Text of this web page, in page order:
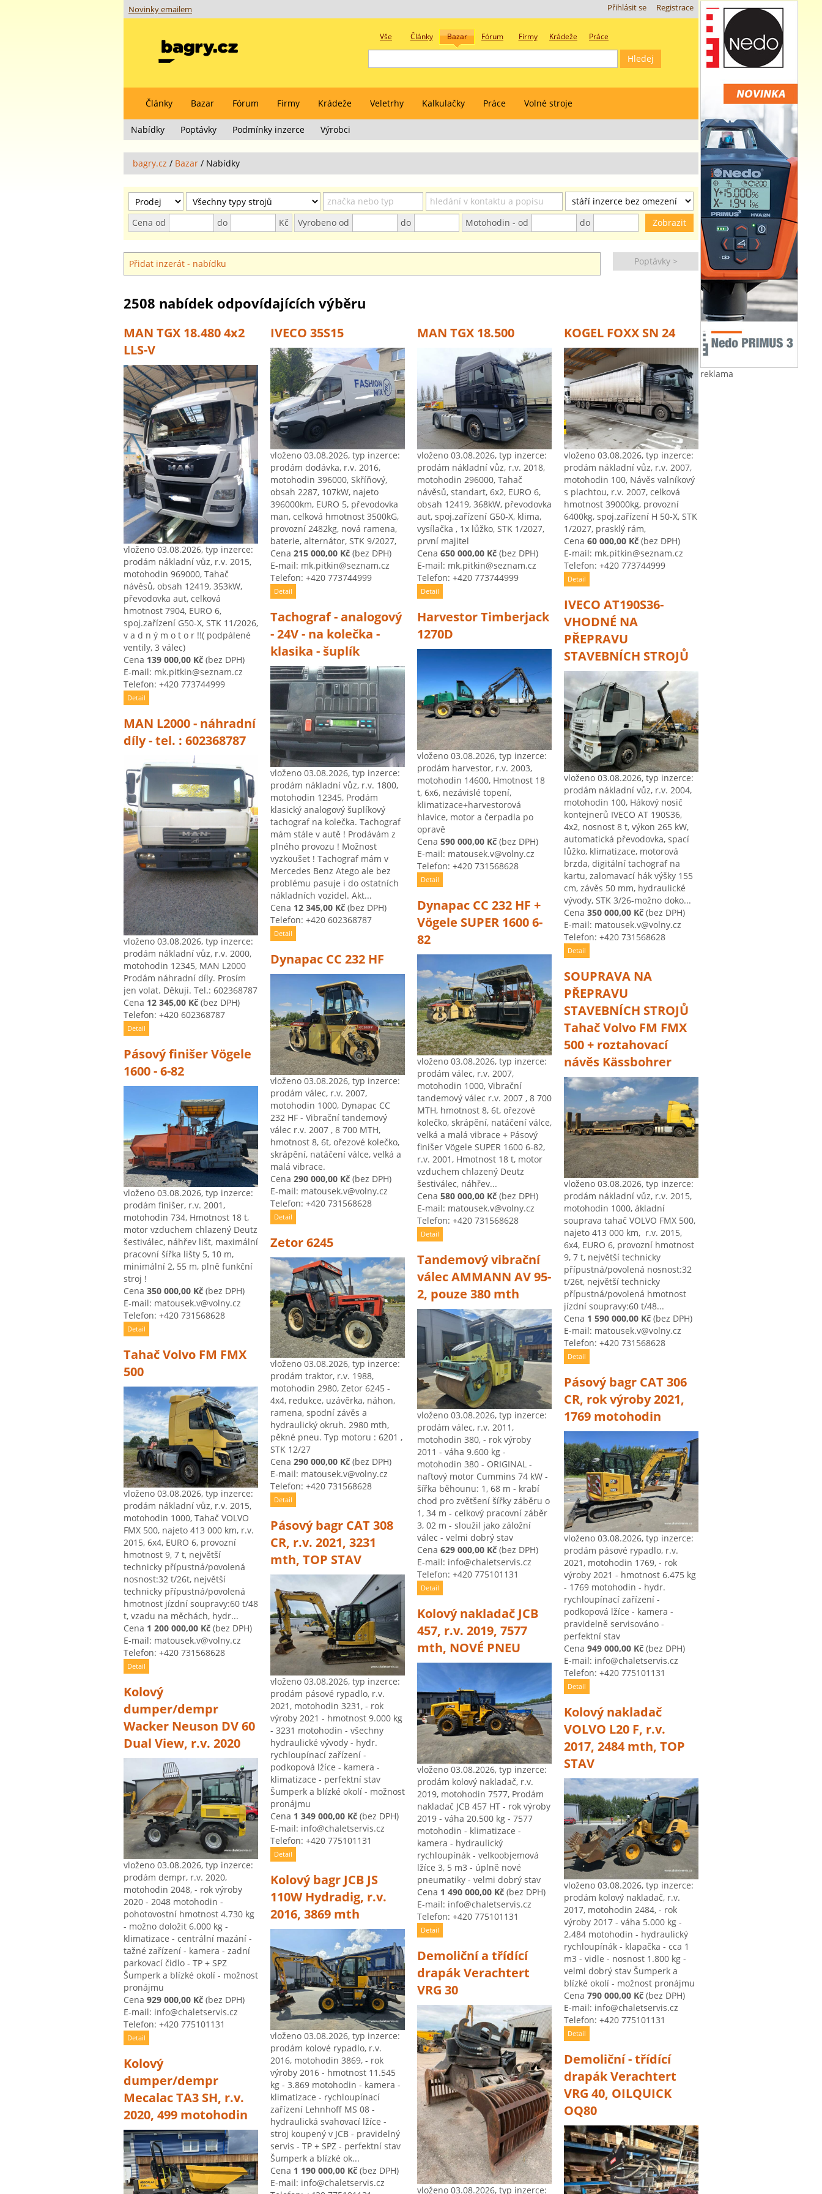
reklama
Novinky emailem Registrace
Přihlásit se
Vše Články Bazar Fórum Firmy Krádeže Práce
Články Bazar Fórum Firmy Krádeže Veletrhy Kalkulačky Práce Volné stroje
Nabídky Poptávky Podmínky inzerce Výrobci
bagry.cz / Bazar / Nabídky
Cena od do Kč Vyrobeno od do Motohodin - od do
Přidat inzerát - nabídku Poptávky >
2508 nabídek odpovídajících výběru
MAN TGX 18.480 4x2
LLS-V
vloženo 03.08.2026, typ inzerce:
prodám nákladní vůz, r.v. 2015,
motohodin 969000, Tahač
návěsů, obsah 12419, 353kW,
převodovka aut, celková
hmotnost 7904, EURO 6,
spoj.zařízení G50-X, STK 11/2026,
v a d n ý m o t o r !!( podpálené
ventily, 3 válec)
Cena 139 000,00 Kč (bez DPH)
E-mail: mk.pitkin@seznam.cz
Telefon: +420 773744999
Detail
MAN L2000 - náhradní
díly - tel. : 602368787
vloženo 03.08.2026, typ inzerce:
prodám nákladní vůz, r.v. 2000,
motohodin 12345, MAN L2000
Prodám náhradní díly. Prosím
jen volat. Děkuji. Tel.: 602368787
Cena 12 345,00 Kč (bez DPH)
Telefon: +420 602368787
Detail
Pásový finišer Vögele
1600 - 6-82
vloženo 03.08.2026, typ inzerce:
prodám finišer, r.v. 2001,
motohodin 734, Hmotnost 18 t, ​
motor vzduchem chlazený Deutz
šestiválec, ​náhřev lišt, ​maximální
pracovní šířka lišty 5, ​10 m, ​
minimální 2, ​55 m, ​plně funkční
stroj !
Cena 350 000,00 Kč (bez DPH)
E-mail: matousek.v@volny.cz
Telefon: +420 731568628
Detail
Tahač Volvo FM FMX
500
vloženo 03.08.2026, typ inzerce:
prodám nákladní vůz, r.v. 2015,
motohodin 1000, Tahač VOLVO
FMX 500, najeto 413 000 km, r.v.
2015, 6x4, EURO 6, provozní
hmotnost 9, 7 t, největší
technicky přípustná/povolená
nosnost:32 t/26t, největší
technicky přípustná/povolená
hmotnost jízdní soupravy:60 t/48
t, vzadu na měchách, hydr...
Cena 1 200 000,00 Kč (bez DPH)
E-mail: matousek.v@volny.cz
Telefon: +420 731568628
Detail
Kolový
dumper/dempr
Wacker Neuson DV 60
Dual View, r.v. 2020
vloženo 03.08.2026, typ inzerce:
prodám dempr, r.v. 2020,
motohodin 2048, - rok výroby
2020 - 2048 motohodin -
pohotovostní hmotnost 4.730 kg
- možno doložit 6.000 kg -
klimatizace - centrální mazání -
tažné zařízení - kamera - zadní
parkovací čidlo - TP + SPZ
Šumperk a blízké okolí - možnost
pronájmu
Cena 929 000,00 Kč (bez DPH)
E-mail: info@chaletservis.cz
Telefon: +420 775101131
Detail
Kolový
dumper/dempr
Mecalac TA3 SH, r.v.
2020, 499 motohodin
IVECO 35S15
vloženo 03.08.2026, typ inzerce:
prodám dodávka, r.v. 2016,
motohodin 396000, Skříňový,
obsah 2287, 107kW, najeto
396000km, EURO 5, převodovka
man, celková hmotnost 3500kG,
provozní 2482kg, nová ramena,
baterie, alternátor, STK 9/2027,
Cena 215 000,00 Kč (bez DPH)
E-mail: mk.pitkin@seznam.cz
Telefon: +420 773744999
Detail
Tachograf - analogový
- 24V - na kolečka -
klasika - šuplík
vloženo 03.08.2026, typ inzerce:
prodám nákladní vůz, r.v. 1800,
motohodin 12345, Prodám
klasický analogový šuplíkový
tachograf na kolečka. Tachograf
mám stále v autě ! Prodávám z
plného provozu ! Možnost
vyzkoušet ! Tachograf mám v
Mercedes Benz Atego ale bez
problému pasuje i do ostatních
nákladních vozidel. Akt...
Cena 12 345,00 Kč (bez DPH)
Telefon: +420 602368787
Detail
Dynapac CC 232 HF
vloženo 03.08.2026, typ inzerce:
prodám válec, r.v. 2007,
motohodin 1000, Dynapac CC
232 HF - Vibrační tandemový
válec r.v. 2007 , 8 700 MTH,
hmotnost 8, 6t, ořezové kolečko,
skrápění, natáčení válce, velká a
malá vibrace.
Cena 290 000,00 Kč (bez DPH)
E-mail: matousek.v@volny.cz
Telefon: +420 731568628
Detail
Zetor 6245
vloženo 03.08.2026, typ inzerce:
prodám traktor, r.v. 1988,
motohodin 2980, Zetor 6245 -
4x4, redukce, uzávěrka, náhon,
ramena, spodní závěs a
hydraulický okruh. 2980 mth,
pěkné pneu. Typ motoru : 6201 ,
STK 12/27
Cena 290 000,00 Kč (bez DPH)
E-mail: matousek.v@volny.cz
Telefon: +420 731568628
Detail
Pásový bagr CAT 308
CR, r.v. 2021, 3231
mth, TOP STAV
vloženo 03.08.2026, typ inzerce:
prodám pásové rypadlo, r.v.
2021, motohodin 3231, - rok
výroby 2021 - hmotnost 9.000 kg
- 3231 motohodin - všechny
hydraulické vývody - hydr.
rychloupínací zařízení -
podkopová lžíce - kamera -
klimatizace - perfektní stav
Šumperk a blízké okolí - možnost
pronájmu
Cena 1 349 000,00 Kč (bez DPH)
E-mail: info@chaletservis.cz
Telefon: +420 775101131
Detail
Kolový bagr JCB JS
110W Hydradig, r.v.
2016, 3869 mth
vloženo 03.08.2026, typ inzerce:
prodám kolové rypadlo, r.v.
2016, motohodin 3869, - rok
výroby 2016 - hmotnost 11.545
kg - 3.869 motohodin - kamera -
klimatizace - rychloupínací
zařízení Lehnhoff MS 08 -
hydraulická svahovací lžíce -
stroj koupený v JCB - pravidelný
servis - TP + SPZ - perfektní stav
Šumperk a blízké ok...
Cena 1 190 000,00 Kč (bez DPH)
E-mail: info@chaletservis.cz
MAN TGX 18.500
vloženo 03.08.2026, typ inzerce:
prodám nákladní vůz, r.v. 2018,
motohodin 296000, Tahač
návěsů, standart, 6x2, EURO 6,
obsah 12419, 368kW, převodovka
aut, spoj.zařízení G50-X, klima,
vysílačka , 1x lůžko, STK 1/2027,
první majitel
Cena 650 000,00 Kč (bez DPH)
E-mail: mk.pitkin@seznam.cz
Telefon: +420 773744999
Detail
Harvestor Timberjack
1270D
vloženo 03.08.2026, typ inzerce:
prodám harvestor, r.v. 2003,
motohodin 14600, Hmotnost 18
t, 6x6, nezávislé topení,
klimatizace+harvestorová
hlavice, motor a čerpadla po
opravě
Cena 590 000,00 Kč (bez DPH)
E-mail: matousek.v@volny.cz
Telefon: +420 731568628
Detail
Dynapac CC 232 HF +
Vögele SUPER 1600 6-
82
vloženo 03.08.2026, typ inzerce:
prodám válec, r.v. 2007,
motohodin 1000, Vibrační
tandemový válec r.v. 2007 , 8 700
MTH, hmotnost 8, 6t, ořezové
kolečko, skrápění, natáčení válce,
velká a malá vibrace + Pásový
finišer Vögele SUPER 1600 6-82,
r.v. 2001, Hmotnost 18 t, motor
vzduchem chlazený Deutz
šestiválec, náhřev...
Cena 580 000,00 Kč (bez DPH)
E-mail: matousek.v@volny.cz
Telefon: +420 731568628
Detail
Tandemový vibrační
válec AMMANN AV 95-
2, pouze 380 mth
vloženo 03.08.2026, typ inzerce:
prodám válec, r.v. 2011,
motohodin 380, - rok výroby
2011 - váha 9.600 kg -
motohodin 380 - ORIGINAL -
naftový motor Cummins 74 kW -
šířka běhounu: 1, 68 m - krabí
chod pro zvětšení šířky záběru o
1, 34 m - celkový pracovní záběr
3, 02 m - sloužil jako záložní
válec - velmi dobrý stav
Cena 629 000,00 Kč (bez DPH)
E-mail: info@chaletservis.cz
Telefon: +420 775101131
Detail
Kolový nakladač JCB
457, r.v. 2019, 7577
mth, NOVÉ PNEU
vloženo 03.08.2026, typ inzerce:
prodám kolový nakladač, r.v.
2019, motohodin 7577, Prodám
nakladač JCB 457 HT - rok výroby
2019 - váha 20.500 kg - 7577
motohodin - klimatizace -
kamera - hydraulický
rychloupínák - velkoobjemová
lžíce 3, 5 m3 - úplně nové
pneumatiky - velmi dobrý stav
Cena 1 490 000,00 Kč (bez DPH)
E-mail: info@chaletservis.cz
Telefon: +420 775101131
Detail
Demoliční a třídící
drapák Verachtert
VRG 30
vloženo 03.08.2026, typ inzerce:
KOGEL FOXX SN 24
vloženo 03.08.2026, typ inzerce:
prodám nákladní vůz, r.v. 2007,
motohodin 100, Návěs valníkový
s plachtou, r.v. 2007, celková
hmotnost 39000kg, provozní
6400kg, spoj.zařízení H 50-X, STK
1/2027, prasklý rám,
Cena 60 000,00 Kč (bez DPH)
E-mail: mk.pitkin@seznam.cz
Telefon: +420 773744999
Detail
IVECO AT190S36-
VHODNÉ NA
PŘEPRAVU
STAVEBNÍCH STROJŮ
vloženo 03.08.2026, typ inzerce:
prodám nákladní vůz, r.v. 2004,
motohodin 100, Hákový nosič
kontejnerů IVECO AT 190S36,
4x2, nosnost 8 t, výkon 265 kW,
automatická převodovka, spací
lůžko, klimatizace, motorová
brzda, digitální tachograf na
kartu, zalomavací hák výšky 155
cm, závěs 50 mm, hydraulické
vývody, STK 3/26-možno doko...
Cena 350 000,00 Kč (bez DPH)
E-mail: matousek.v@volny.cz
Telefon: +420 731568628
Detail
SOUPRAVA NA
PŘEPRAVU
STAVEBNÍCH STROJŮ
Tahač Volvo FM FMX
500 + roztahovací
návěs Kässbohrer
vloženo 03.08.2026, typ inzerce:
prodám nákladní vůz, r.v. 2015,
motohodin 1000, ákladní
souprava tahač VOLVO FMX 500, ​
najeto 413 000 km, ​ r.v. 2015, ​
6x4, ​EURO 6, ​provozní hmotnost
9, ​7 t, ​největší technicky
přípustná/povolená nosnost:32
t/26t, ​největší technicky
přípustná/povolená hmotnost
jízdní soupravy:60 t/48...
Cena 1 590 000,00 Kč (bez DPH)
E-mail: matousek.v@volny.cz
Telefon: +420 731568628
Detail
Pásový bagr CAT 306
CR, rok výroby 2021,
1769 motohodin
vloženo 03.08.2026, typ inzerce:
prodám pásové rypadlo, r.v.
2021, motohodin 1769, - rok
výroby 2021 - hmotnost 6.475 kg
- 1769 motohodin - hydr.
rychloupínací zařízení -
podkopová lžíce - kamera -
pravidelně servisováno -
perfektní stav
Cena 949 000,00 Kč (bez DPH)
E-mail: info@chaletservis.cz
Telefon: +420 775101131
Detail
Kolový nakladač
VOLVO L20 F, r.v.
2017, 2484 mth, TOP
STAV
vloženo 03.08.2026, typ inzerce:
prodám kolový nakladač, r.v.
2017, motohodin 2484, - rok
výroby 2017 - váha 5.000 kg -
2.484 motohodin - hydraulický
rychloupínák - klapačka - cca 1
m3 - vidle - nosnost 1.800 kg -
velmi dobrý stav Šumperk a
blízké okolí - možnost pronájmu
Cena 790 000,00 Kč (bez DPH)
E-mail: info@chaletservis.cz
Telefon: +420 775101131
Detail
Demoliční - třídící
drapák Verachtert
VRG 40, OILQUICK
OQ80